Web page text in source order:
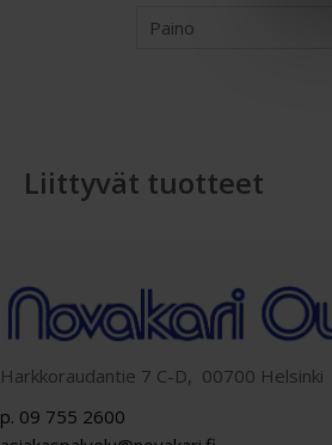
Paino
Liittyvät tuotteet
Harkkoraudantie 7 C-D, 00700 Helsinki
p. 09 755 2600